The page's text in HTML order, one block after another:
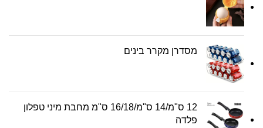
מסדרן מקרר בינים
12 ס"מ/14 ס"מ/16/18 ס"מ מחבת מיני טפלון
פלדה